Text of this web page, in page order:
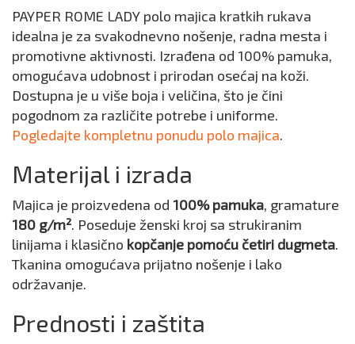
PAYPER ROME LADY polo majica kratkih rukava
idealna je za svakodnevno nošenje, radna mesta i
promotivne aktivnosti. Izrađena od 100% pamuka,
omogućava udobnost i prirodan osećaj na koži.
Dostupna je u više boja i veličina, što je čini
pogodnom za različite potrebe i uniforme.
Pogledajte kompletnu ponudu polo majica.
Materijal i izrada
Majica je proizvedena od 100% pamuka, gramature
180 g/m². Poseduje ženski kroj sa strukiranim
linijama i klasično kopčanje pomoću četiri dugmeta.
Tkanina omogućava prijatno nošenje i lako
održavanje.
Prednosti i zaštita